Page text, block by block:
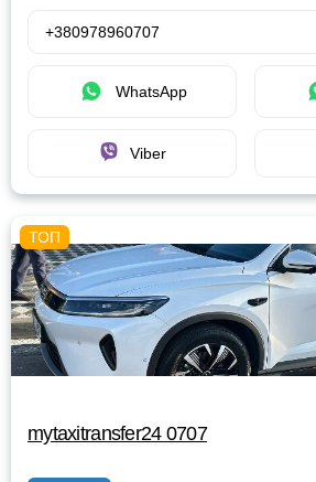
+380978960707
WhatsApp
Viber
mytaxitransfer24 0707